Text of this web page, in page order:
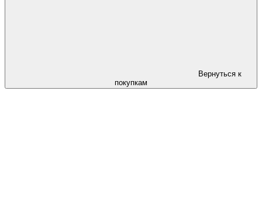
Вернуться к
покупкам